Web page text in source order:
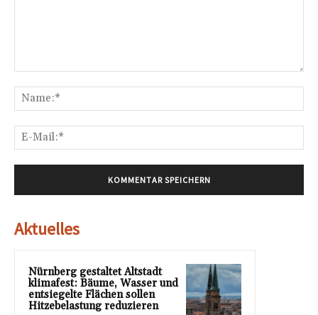
Aktuelles
Nürnberg gestaltet Altstadt
klimafest: Bäume, Wasser und
entsiegelte Flächen sollen
Hitzebelastung reduzieren